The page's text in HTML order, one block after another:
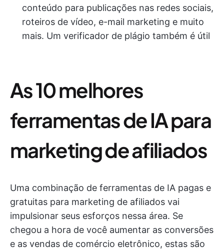
conteúdo para publicações nas redes sociais,
roteiros de vídeo, e-mail marketing e muito
mais. Um verificador de plágio também é útil
As 10 melhores
ferramentas de IA para
marketing de afiliados
Uma combinação de ferramentas de IA pagas e
gratuitas para marketing de afiliados vai
impulsionar seus esforços nessa área. Se
chegou a hora de você aumentar as conversões
e as vendas de comércio eletrônico, estas são